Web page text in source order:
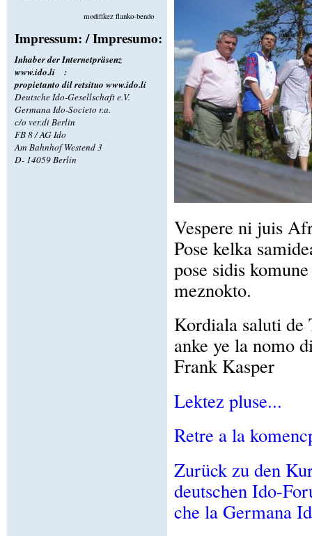
modifikez flanko-bendo
Impressum: / Impresumo:
Inhaber der Internetpräsenz
www.ido.li
:
propietanto dil retsituo www.ido.li
Deutsche Ido-Gesellschaft e.V.
Germana Ido-Societo r.a.
c/o ver.di Berlin
FB 8 / AG Ido
Am Bahnhof Westend 3
D- 14059 Berlin
Vespere ni juis
Pose kelka
pose sidis
meznokto.
Kordiala saluti de
anke ye la nomo
Frank Kasper
Lektez pluse...
Retre a la
Zurück zu den
deutschen Ido-
che la Germana